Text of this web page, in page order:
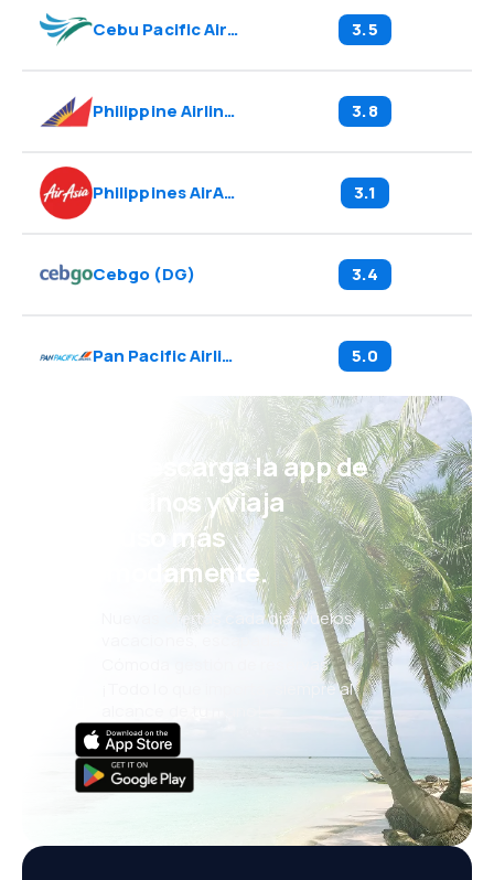
Cebu Pacific Air
( 3.5
Philippine Airlines 3.8
Philippines AirAsia 3.1
Cebgo (DG) 3.4
Pan Pacific Airlines 5.0
¡Eh! Descarga la app de
eDestinos y viaja
incluso más
cómodamente.
Nuevas ofertas cada día: vuelos,
vacaciones, escapadas
Cómoda gestión de reservas
¡Todo lo que importa, siempre al